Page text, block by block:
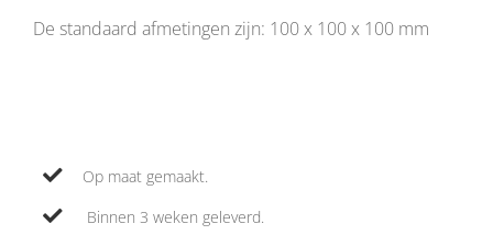
De standaard afmetingen zijn: 100 x 100 x 100 mm
Op maat gemaakt.
Binnen 3 weken geleverd.